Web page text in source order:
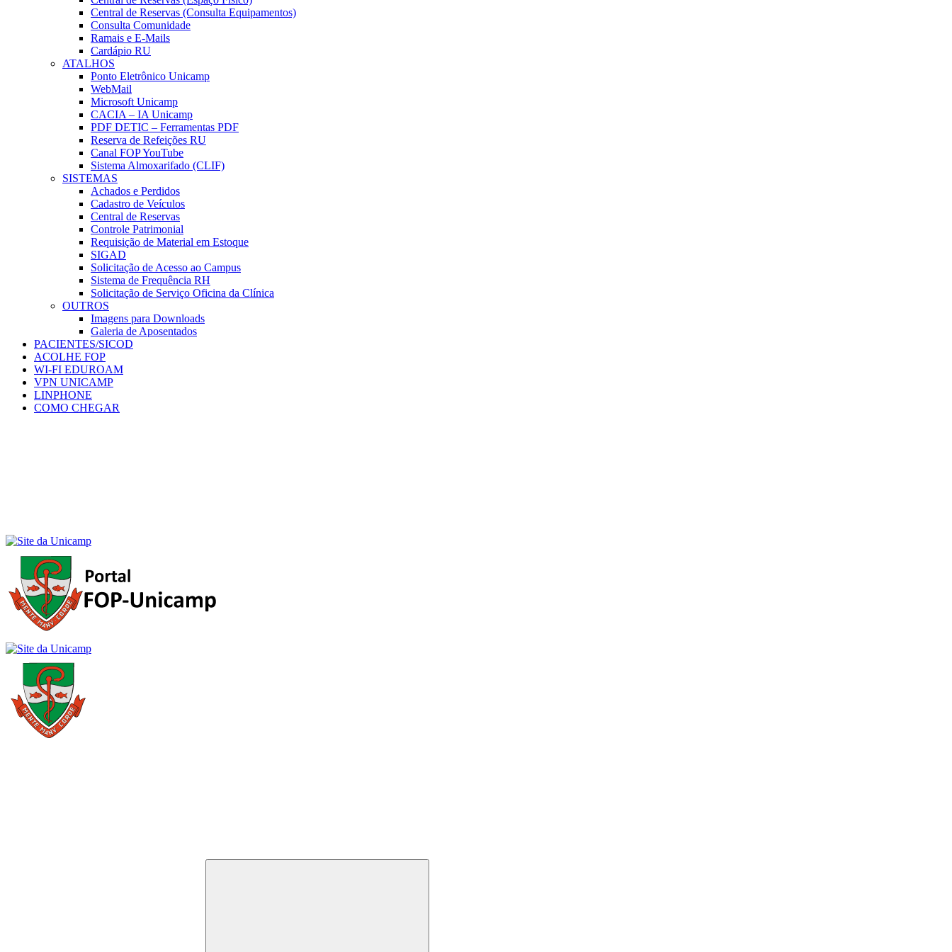
Central de Reservas (Consulta Equipamentos)
Consulta Comunidade
Ramais e E-Mails
Cardápio RU
ATALHOS
Ponto Eletrônico Unicamp
WebMail
Microsoft Unicamp
CACIA – IA Unicamp
PDF DETIC – Ferramentas PDF
Reserva de Refeições RU
Canal FOP YouTube
Sistema Almoxarifado (CLIF)
SISTEMAS
Achados e Perdidos
Cadastro de Veículos
Central de Reservas
Controle Patrimonial
Requisição de Material em Estoque
SIGAD
Solicitação de Acesso ao Campus
Sistema de Frequência RH
Solicitação de Serviço Oficina da Clínica
OUTROS
Imagens para Downloads
Galeria de Aposentados
PACIENTES/SICOD
ACOLHE FOP
WI-FI EDUROAM
VPN UNICAMP
LINPHONE
COMO CHEGAR